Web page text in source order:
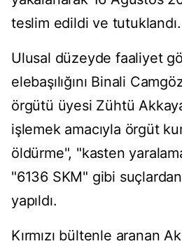
teslim edildi ve tutuklandı.
Ulusal düzeyde faaliyet
elebaşılığını Binali
örgütü üyesi Zühtü
işlemek amacıyla örgüt
öldürme", "kasten
"6136 SKM" gibi
yapıldı.
Kırmızı bültenle aranan